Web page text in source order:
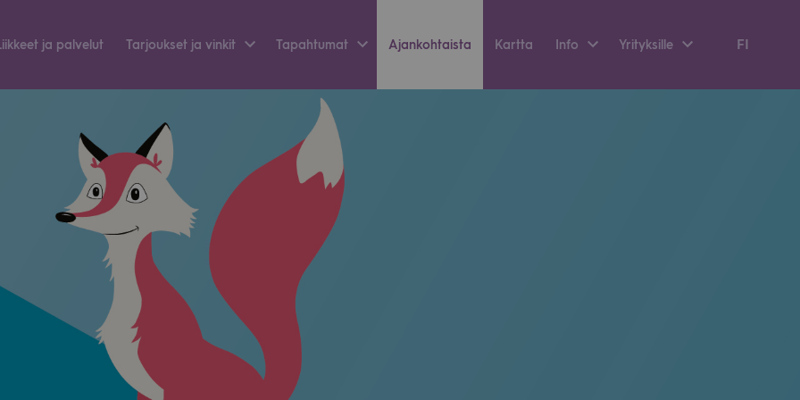
ja pal­ve­lut Tar­jouk­set ja vin­kit Tapah­tu­mat Ajan­koh­taista Kartta Info Yri­tyk­sille FI